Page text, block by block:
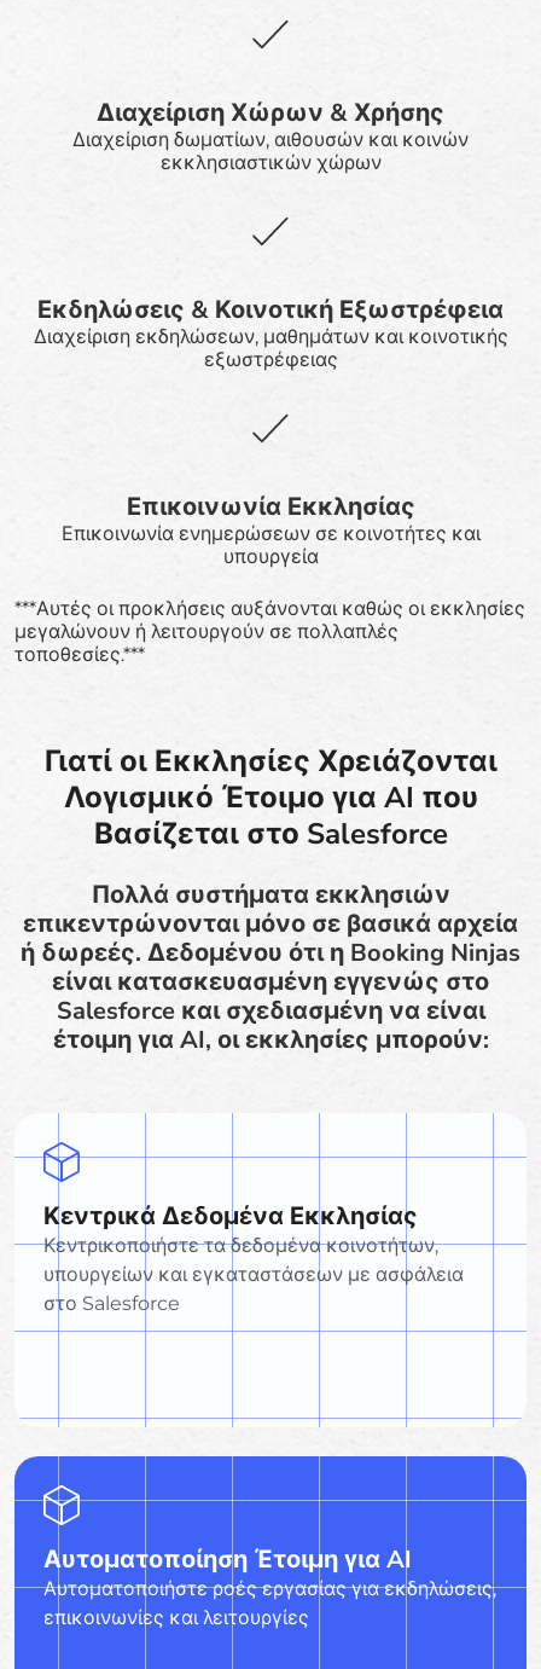
Διαχείριση Χώρων & Χρήσης
Διαχείριση δωματίων, αιθουσών και κοινών
εκκλησιαστικών χώρων
Εκδηλώσεις & Κοινοτική Εξωστρέφεια
Διαχείριση εκδηλώσεων, μαθημάτων και κοινοτικής
εξωστρέφειας
Επικοινωνία Εκκλησίας
Επικοινωνία ενημερώσεων σε κοινοτήτες και
υπουργεία
***Αυτές οι προκλήσεις αυξάνονται καθώς οι εκκλησίες
μεγαλώνουν ή λειτουργούν σε πολλαπλές
τοποθεσίες.***
Γιατί οι Εκκλησίες Χρειάζονται
Λογισμικό Έτοιμο για AI που
Βασίζεται στο Salesforce
Πολλά συστήματα εκκλησιών
επικεντρώνονται μόνο σε βασικά αρχεία
ή δωρεές. Δεδομένου ότι η Booking Ninjas
είναι κατασκευασμένη εγγενώς στο
Salesforce και σχεδιασμένη να είναι
έτοιμη για AI, οι εκκλησίες μπορούν:
Κεντρικά Δεδομένα Εκκλησίας
Κεντρικοποιήστε τα δεδομένα κοινοτήτων,
υπουργείων και εγκαταστάσεων με ασφάλεια
στο Salesforce
Αυτοματοποίηση Έτοιμη για AI
Αυτοματοποιήστε ροές εργασίας για εκδηλώσεις,
επικοινωνίες και λειτουργίες